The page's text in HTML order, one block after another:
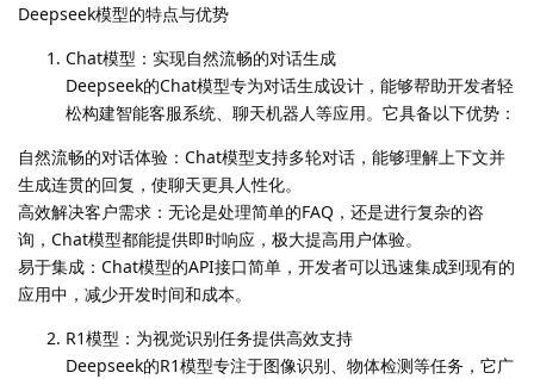
Deepseek模型的特点与优势
Chat模型：实现自然流畅的对话生成
Deepseek的Chat模型专为对话生成设计，能够帮助开发者轻
松构建智能客服系统、聊天机器人等应用。它具备以下优势：
自然流畅的对话体验：Chat模型支持多轮对话，能够理解上下文并
生成连贯的回复，使聊天更具人性化。
高效解决客户需求：无论是处理简单的FAQ，还是进行复杂的咨
询，Chat模型都能提供即时响应，极大提高用户体验。
易于集成：Chat模型的API接口简单，开发者可以迅速集成到现有的
应用中，减少开发时间和成本。
R1模型：为视觉识别任务提供高效支持
Deepseek的R1模型专注于图像识别、物体检测等任务，它广